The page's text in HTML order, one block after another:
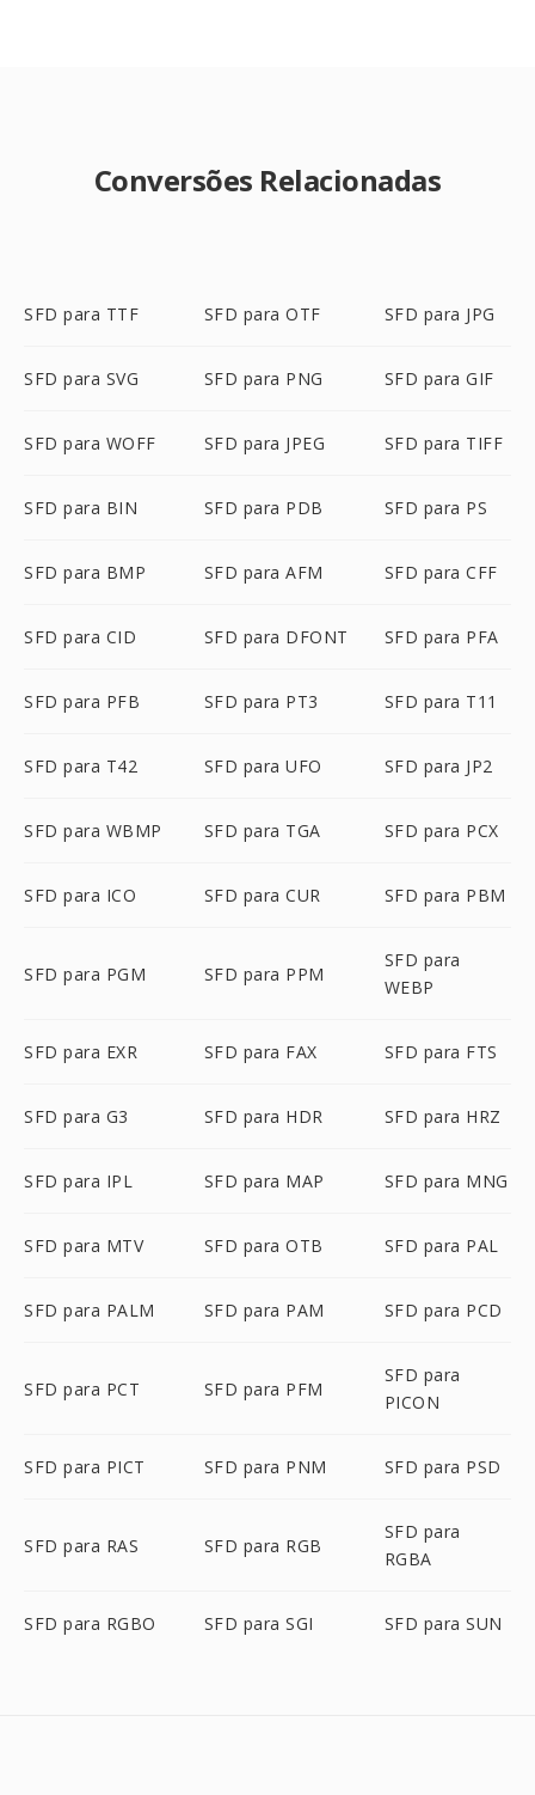
Conversões Relacionadas
SFD para TTF SFD para OTF SFD para JPG
SFD para SVG SFD para PNG SFD para GIF
SFD para WOFF SFD para JPEG SFD para TIFF
SFD para BIN SFD para PDB SFD para PS
SFD para BMP SFD para AFM SFD para CFF
SFD para CID SFD para DFONT SFD para PFA
SFD para PFB SFD para PT3 SFD para T11
SFD para T42 SFD para UFO SFD para JP2
SFD para WBMP SFD para TGA SFD para PCX
SFD para ICO SFD para CUR SFD para PBM
SFD para PGM SFD para PPM
SFD para
WEBP
SFD para EXR SFD para FAX SFD para FTS
SFD para G3 SFD para HDR SFD para HRZ
SFD para IPL SFD para MAP SFD para MNG
SFD para MTV SFD para OTB SFD para PAL
SFD para PALM SFD para PAM SFD para PCD
SFD para PCT SFD para PFM
SFD para
PICON
SFD para PICT SFD para PNM SFD para PSD
SFD para RAS SFD para RGB
SFD para
RGBA
SFD para RGBO SFD para SGI SFD para SUN